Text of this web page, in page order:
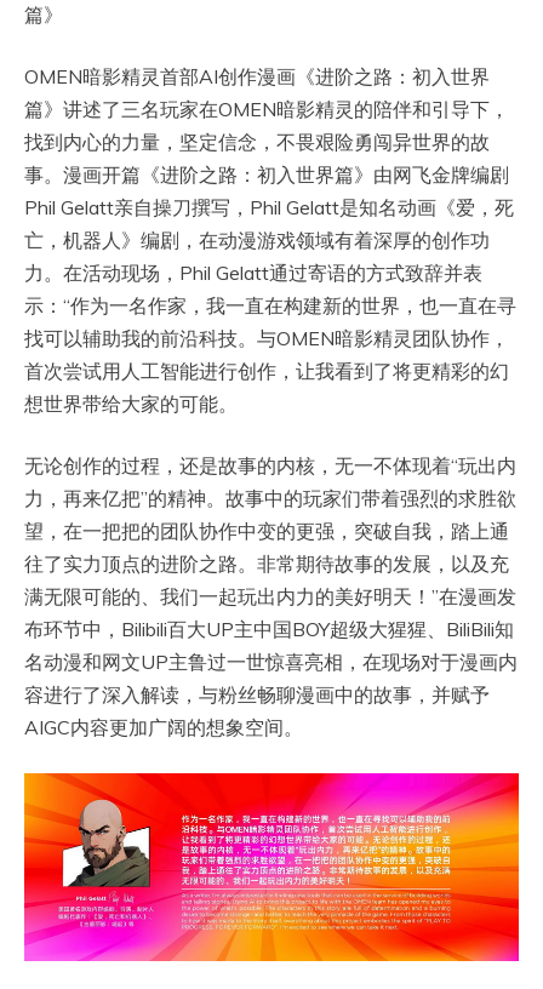
篇》
OMEN暗影精灵首部AI创作漫画《进阶之路：初入世界
篇》讲述了三名玩家在OMEN暗影精灵的陪伴和引导下，
找到内心的力量，坚定信念，不畏艰险勇闯异世界的故
事。漫画开篇《进阶之路：初入世界篇》由网飞金牌编剧
Phil Gelatt亲自操刀撰写，Phil Gelatt是知名动画《爱，死
亡，机器人》编剧，在动漫游戏领域有着深厚的创作功
力。在活动现场，Phil Gelatt通过寄语的方式致辞并表
示：“作为一名作家，我一直在构建新的世界，也一直在寻
找可以辅助我的前沿科技。与OMEN暗影精灵团队协作，
首次尝试用人工智能进行创作，让我看到了将更精彩的幻
想世界带给大家的可能。
无论创作的过程，还是故事的内核，无一不体现着“玩出内
力，再来亿把”的精神。故事中的玩家们带着强烈的求胜欲
望，在一把把的团队协作中变的更强，突破自我，踏上通
往了实力顶点的进阶之路。非常期待故事的发展，以及充
满无限可能的、我们一起玩出内力的美好明天！”在漫画发
布环节中，Bilibili百大UP主中国BOY超级大猩猩、BiliBili知
名动漫和网文UP主鲁过一世惊喜亮相，在现场对于漫画内
容进行了深入解读，与粉丝畅聊漫画中的故事，并赋予
AIGC内容更加广阔的想象空间。